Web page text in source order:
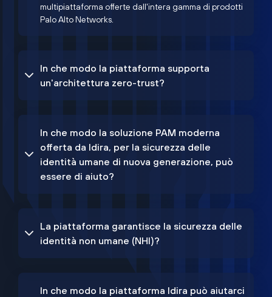
multipiattaforma offerte dall'intera gamma di prodotti
Palo Alto Networks.
In che modo la piattaforma supporta
un'architettura zero-trust?
In che modo la soluzione PAM moderna
offerta da Idira, per la sicurezza delle
identità umane di nuova generazione, può
essere di aiuto?
La piattaforma garantisce la sicurezza delle
identità non umane (NHI)?
In che modo la piattaforma Idira può aiutarci